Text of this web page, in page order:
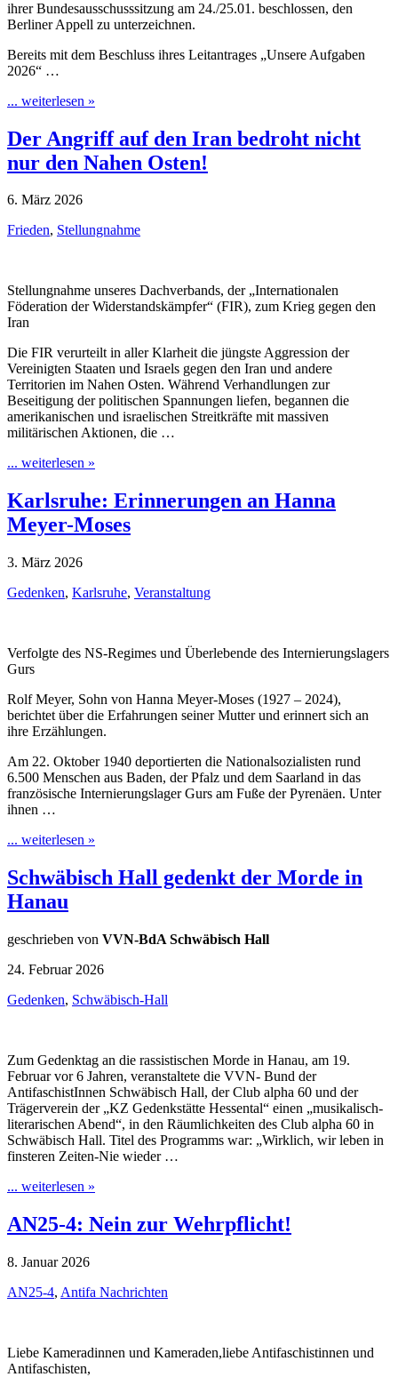
ihrer Bundesausschusssitzung am 24./25.01. beschlossen, den
Berliner Appell zu unterzeichnen.
Bereits mit dem Beschluss ihres Leitantrages „Unsere Aufgaben
2026“ …
... weiterlesen »
Der Angriff auf den Iran bedroht nicht
nur den Nahen Osten!
6. März 2026
Frieden, Stellungnahme
Stellungnahme unseres Dachverbands, der „Internationalen
Föderation der Widerstandskämpfer“ (FIR), zum Krieg gegen den
Iran
Die FIR verurteilt in aller Klarheit die jüngste Aggression der
Vereinigten Staaten und Israels gegen den Iran und andere
Territorien im Nahen Osten. Während Verhandlungen zur
Beseitigung der politischen Spannungen liefen, begannen die
amerikanischen und israelischen Streitkräfte mit massiven
militärischen Aktionen, die …
... weiterlesen »
Karlsruhe: Erinnerungen an Hanna
Meyer-Moses
3. März 2026
Gedenken, Karlsruhe, Veranstaltung
Verfolgte des NS-Regimes und Überlebende des Internierungslagers
Gurs
Rolf Meyer, Sohn von Hanna Meyer-Moses (1927 – 2024),
berichtet über die Erfahrungen seiner Mutter und erinnert sich an
ihre Erzählungen.
Am 22. Oktober 1940 deportierten die Nationalsozialisten rund
6.500 Menschen aus Baden, der Pfalz und dem Saarland in das
französische Internierungslager Gurs am Fuße der Pyrenäen. Unter
ihnen …
... weiterlesen »
Schwäbisch Hall gedenkt der Morde in
Hanau
geschrieben von VVN-BdA Schwäbisch Hall
24. Februar 2026
Gedenken, Schwäbisch-Hall
Zum Gedenktag an die rassistischen Morde in Hanau, am 19.
Februar vor 6 Jahren, veranstaltete die VVN- Bund der
AntifaschistInnen Schwäbisch Hall, der Club alpha 60 und der
Trägerverein der „KZ Gedenkstätte Hessental“ einen „musikalisch-
literarischen Abend“, in den Räumlichkeiten des Club alpha 60 in
Schwäbisch Hall. Titel des Programms war: „Wirklich, wir leben in
finsteren Zeiten-Nie wieder …
... weiterlesen »
AN25-4: Nein zur Wehrpflicht!
8. Januar 2026
AN25-4, Antifa Nachrichten
Liebe Kameradinnen und Kameraden,liebe Antifaschistinnen und
Antifaschisten,